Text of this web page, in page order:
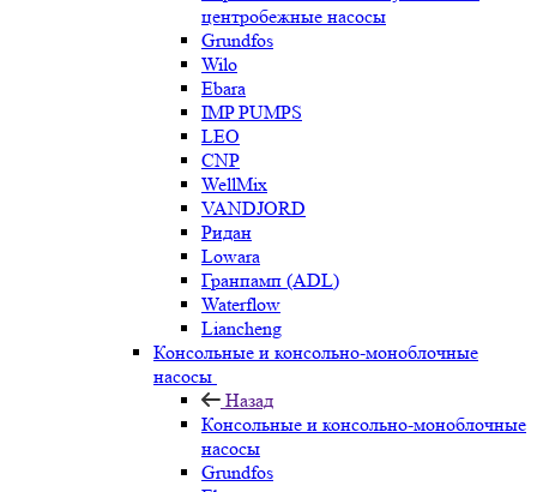
центробежные насосы
Grundfos
Wilo
Ebara
IMP PUMPS
LEO
CNP
WellMix
VANDJORD
Ридан
Lowara
Гранпамп (ADL)
Waterflow
Liancheng
Консольные и консольно-моноблочные
насосы
Назад
Консольные и консольно-моноблочные
насосы
Grundfos